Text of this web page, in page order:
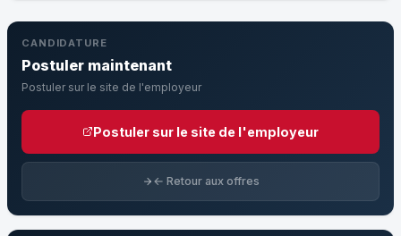
CANDIDATURE
Postuler maintenant
Postuler sur le site de l'employeur
Postuler sur le site de l'employeur
← Retour aux offres